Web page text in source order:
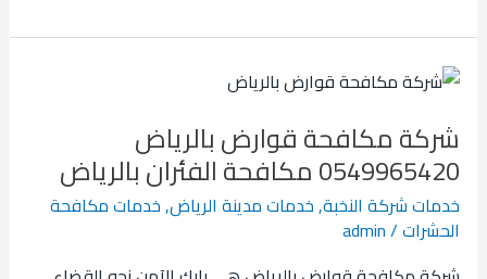
شركة مكافحة قوارض بالرياض
0549965420 مكافحة الفئران بالرياض
خدمات شركة النخبة,خدمات مدينة الرياض,خدمات مكافحة
الحشرات/
admin
شركة
قوارض
بالرياض
0549965420
مكافحة
الفئران